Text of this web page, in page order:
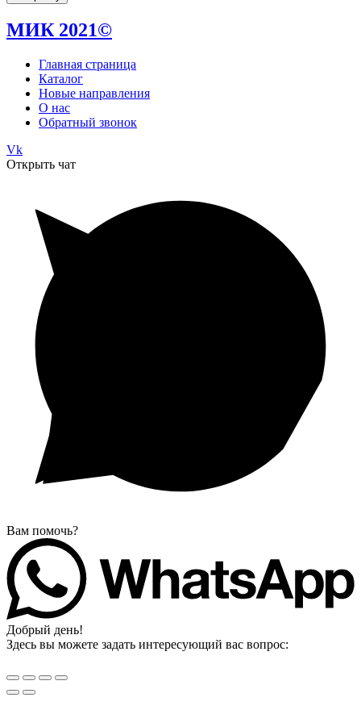
МИК 2021©
Главная страница
Каталог
Новые направления
О нас
Обратный звонок
Vk
Открыть чат
Вам помочь?
Добрый день!
Здесь вы можете задать интересующий вас вопрос: